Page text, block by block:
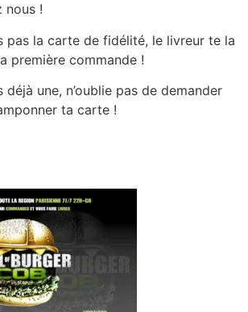
nous !
pas la carte de fidélité, le livreur te la
première commande !
déjà une, n’oublie pas de demander
ta carte !